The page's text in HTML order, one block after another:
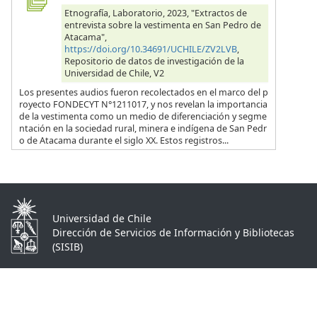
Etnografía, Laboratorio, 2023, "Extractos de
entrevista sobre la vestimenta en San Pedro de
Atacama",
https://doi.org/10.34691/UCHILE/ZV2LVB,
Repositorio de datos de investigación de la
Universidad de Chile, V2
Los presentes audios fueron recolectados en el marco del p
royecto FONDECYT N°1211017, y nos revelan la importancia
de la vestimenta como un medio de diferenciación y segme
ntación en la sociedad rural, minera e indígena de San Pedr
o de Atacama durante el siglo XX. Estos registros...
Universidad de Chile
Dirección de Servicios de Información y Bibliotecas
(SISIB)